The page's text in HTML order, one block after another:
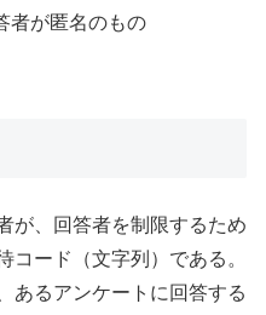
者が匿名のもの
が、回答者を制限するため
コード（文字列）である。
あるアンケートに回答する